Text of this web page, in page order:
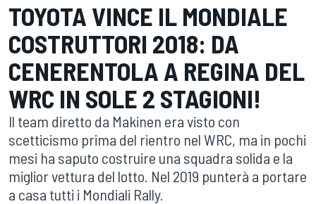
TOYOTA VINCE IL MONDIALE
COSTRUTTORI 2018: DA
CENERENTOLA A REGINA DEL
WRC IN SOLE 2 STAGIONI!
Il team diretto da Makinen era visto con
scetticismo prima del rientro nel WRC, ma in pochi
mesi ha saputo costruire una squadra solida e la
miglior vettura del lotto. Nel 2019 punterà a portare
a casa tutti i Mondiali Rally.